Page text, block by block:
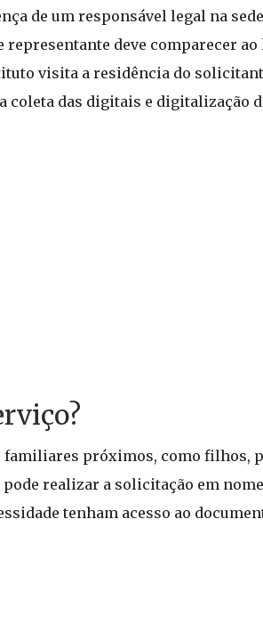
de um responsável legal na
deve comparecer
visita a residência do
das digitais e digitalização
próximos, como filhos,
realizar a solicitação em
tenham acesso ao